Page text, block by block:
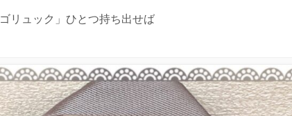
リュック」ひとつ持ち出せば